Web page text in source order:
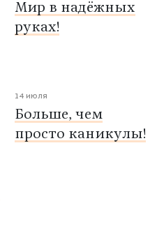
Мир в надёжных
руках!
14 июля
Больше, чем
просто каникулы!